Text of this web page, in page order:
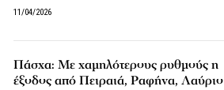
11/04/2026
Πάσχα: Με χαμηλότερους ρυθμούς η
έξοδος από Πειραιά, Ραφήνα, Λαύριο